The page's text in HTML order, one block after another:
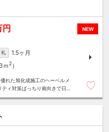
NEW
礼
1.5ヶ月
ｍ 2）
れた旭化成施工のヘーベルメ
ィ対策ばっちり南向きで日当